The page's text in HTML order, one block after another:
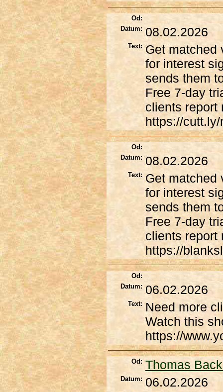
Od:
Datum: 08.02.2026
Text: Get matched
for interest
sends them
Free 7-day
clients report
https://
Od:
Datum: 08.02.2026
Text: Get matched
for interest
sends them
Free 7-day
clients report
https://
Od:
Datum: 06.02.2026
Text: Need more
Watch this
https://
Od: Thomas
Datum: 06.02.2026